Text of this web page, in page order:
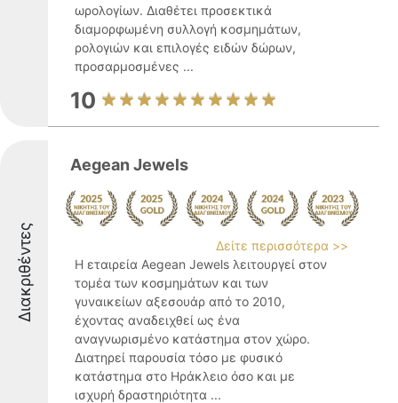
ωρολογίων. Διαθέτει προσεκτικά
διαμορφωμένη συλλογή κοσμημάτων,
ρολογιών και επιλογές ειδών δώρων,
προσαρμοσμένες ...
10
Διακριθέντες
Aegean Jewels
Δείτε περισσότερα >>
Η εταιρεία Aegean Jewels λειτουργεί στον
τομέα των κοσμημάτων και των
γυναικείων αξεσουάρ από το 2010,
έχοντας αναδειχθεί ως ένα
αναγνωρισμένο κατάστημα στον χώρο.
Διατηρεί παρουσία τόσο με φυσικό
κατάστημα στο Ηράκλειο όσο και με
ισχυρή δραστηριότητα ...